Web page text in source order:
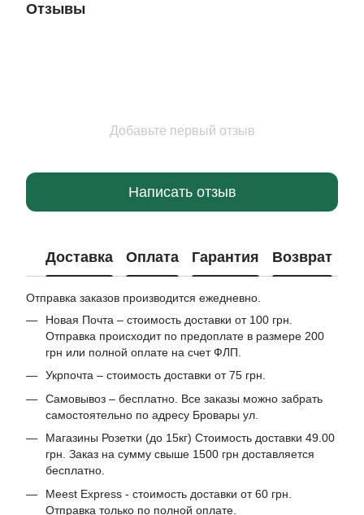
Отзывы
Добавьте первый отзыв
Написать отзыв
Доставка Оплата Гарантия Возврат
Отправка заказов производится ежедневно.
Новая Почта – стоимость доставки от 100 грн.
Отправка происходит по предоплате в размере 200
грн или полной оплате на счет ФЛП.
Укрпочта – стоимость доставки от 75 грн.
Самовывоз – бесплатно. Все заказы можно забрать
самостоятельно по адресу Бровары ул.
Магазины Розетки (до 15кг) Стоимость доставки 49.00
грн. Заказ на сумму свыше 1500 грн доставляется
бесплатно.
Meest Express - стоимость доставки от 60 грн.
Отправка только по полной оплате.